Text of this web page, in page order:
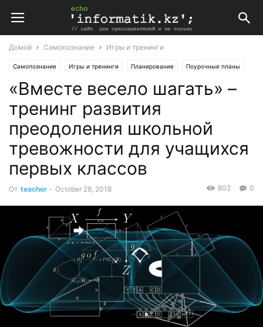
Домой Самопознание Игры и тренинги
Самопознание Игры и тренинги Планирование Поурочные планы
«Вместе весело шагать» –
тренинг развития
преодоления школьной
тревожности для учащихся
первых классов
От teacher - October 28, 2018 0
802